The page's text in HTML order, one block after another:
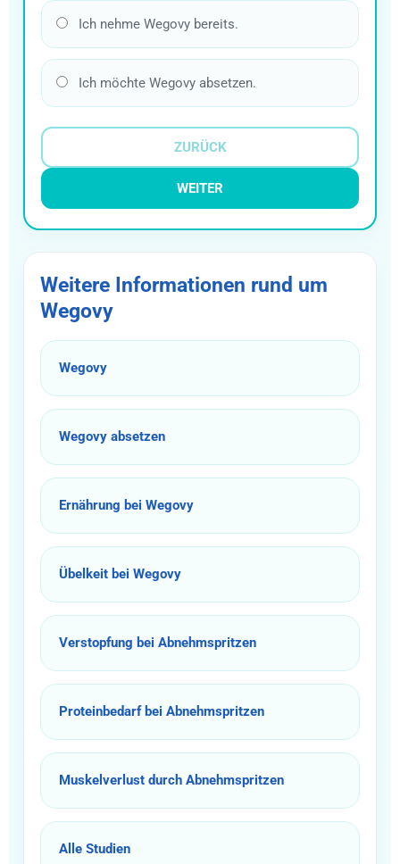
Ich nehme Wegovy bereits.
Ich möchte Wegovy absetzen.
ZURÜCK
WEITER
Weitere Informationen rund um
Wegovy
Wegovy
Wegovy absetzen
Ernährung bei Wegovy
Übelkeit bei Wegovy
Verstopfung bei Abnehmspritzen
Proteinbedarf bei Abnehmspritzen
Muskelverlust durch Abnehmspritzen
Alle Studien